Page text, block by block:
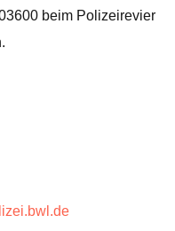
beim Polizeirevier